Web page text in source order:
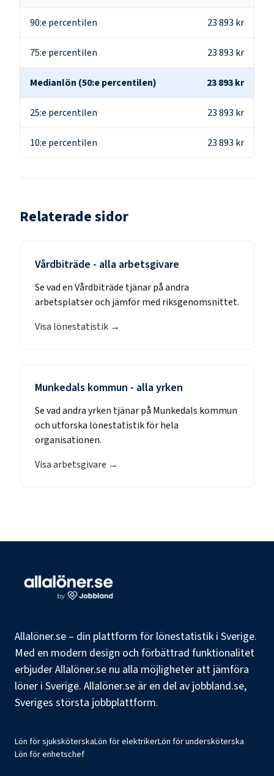
90:e percentilen 23 893 kr
75:e percentilen 23 893 kr
Medianlön (50:e percentilen) 23 893 kr
25:e percentilen 23 893 kr
10:e percentilen 23 893 kr
Relaterade sidor
Vårdbiträde - alla arbetsgivare
Se vad enVårdbiträde tjänar på andra
arbetsplatser och jämför med riksgenomsnittet.
Visa lönestatistik →
Munkedals kommun - alla yrken
Se vad andra yrken tjänar på Munkedals kommun
och utforska lönestatistik för hela
organisationen.
Visa arbetsgivare →
Allalöner.se – din plattform för lönestatistik i Sverige.
Med en modern design och förbättrad funktionalitet
erbjuder Allalöner.se nu alla möjligheter att jämföra
löner i Sverige. Allalöner.se är en del av jobbland.se,
Sveriges största jobbplattform.
Lön för sjuksköterskaLön för elektrikerLön för undersköterska
Lön för enhetschef